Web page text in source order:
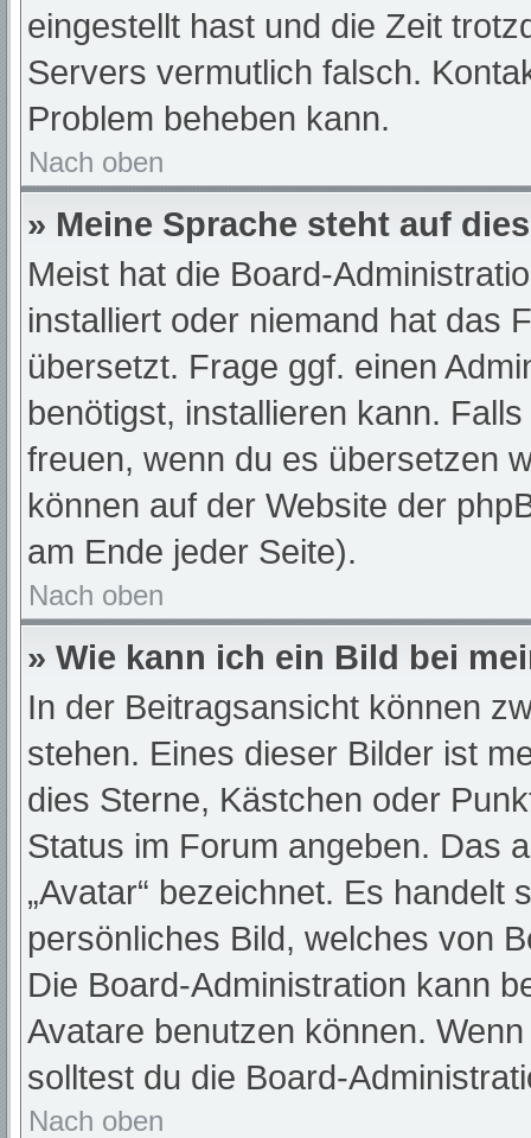
eingestellt hast und die Zeit
Servers vermutlich falsch.
Problem beheben kann.
Nach oben
» Meine Sprache steht auf
Meist hat die Board-
installiert oder niemand hat das
übersetzt. Frage ggf. einen
benötigst, installieren kann.
freuen, wenn du es übersetzen
können auf der Website der
am Ende jeder Seite).
Nach oben
» Wie kann ich ein Bild bei
In der Beitragsansicht können
stehen. Eines dieser Bilder ist
dies Sterne, Kästchen oder
Status im Forum angeben. Das
„Avatar“ bezeichnet. Es handelt
persönliches Bild, welches von
Die Board-Administration kann
Avatare benutzen können.
solltest du die Board-
Nach oben